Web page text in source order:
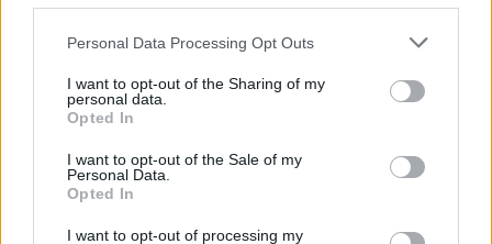
Please note that this website/app uses one or more Google
not limited to your visit or usage behaviour. You may click to
grant or deny consent to Google and its third-party tags to
use your data for below specified purposes in below Google
consent section.
Personal Data Processing Opt Outs
I want to opt-out of the Sharing of my
personal data.
Opted In
I want to opt-out of the Sale of my
Personal Data.
Opted In
I want to opt-out of processing my
daGoogle News
Condividi l'articolo
F
a
T
w
Pi WS